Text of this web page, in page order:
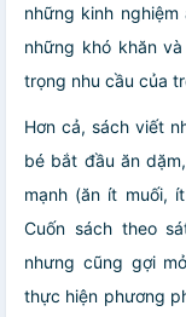
những kinh
những khó khăn
trọng nhu cầu của
Hơn cả, sách viết
bé bắt đầu ăn
mạnh (ăn ít muối,
Cuốn sách theo
nhưng cũng gợi
thực hiện phương